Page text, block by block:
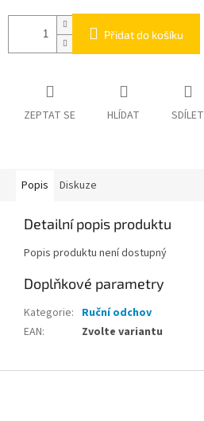
Přidat do košíku
ZEPTAT SE HLÍDAT SDÍLET
Popis Diskuze
Detailní popis produktu
Popis produktu není dostupný
Doplňkové parametry
Kategorie: Ruční odchov
EAN: Zvolte variantu